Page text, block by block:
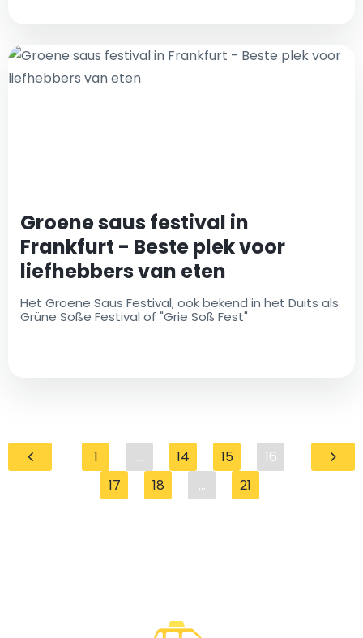
Groene saus festival in
Frankfurt - Beste plek voor
liefhebbers van eten
Het Groene Saus Festival, ook bekend in het Duits als
Grüne Soße Festival of "Grie Soß Fest"
1 ... 14 15
16
17
18 ... 21